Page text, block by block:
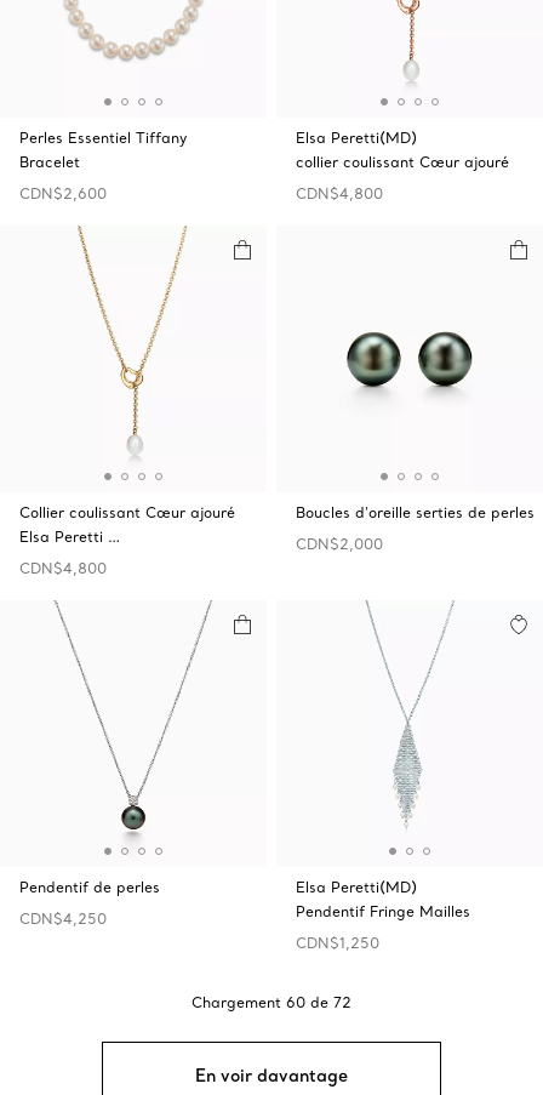
Perles Essentiel Tiffany
Bracelet
CDN$2,600
Elsa Peretti(MD)
collier coulissant Cœur ajouré
CDN$4,800
Collier coulissant Cœur ajouré
Elsa Peretti …
CDN$4,800
Boucles d’oreille serties de perles
CDN$2,000
Pendentif de perles
CDN$4,250
Elsa Peretti(MD)
Pendentif Fringe Mailles
CDN$1,250
Chargement 60 de 72
En voir davantage